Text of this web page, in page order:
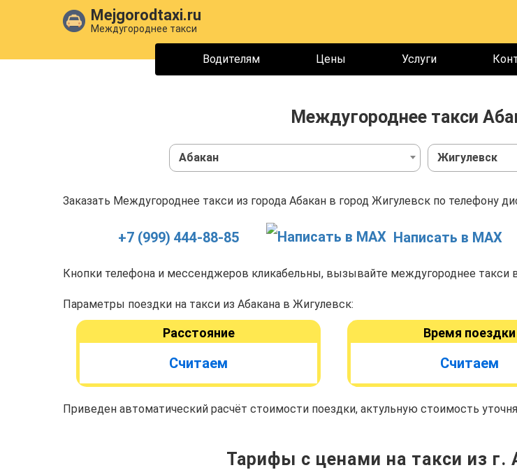
Mejgorodtaxi.ru
Междугороднее такси
Водителям Цены Услуги
Междугороднее такси
Абакан Жигулевск
Заказать Междугороднее такси из города Абакан в город Жигулевск по телефону
+7 (999) 444-88-85 Написать в MAX
Кнопки телефона и мессенджеров кликабельны, вызывайте междугороднее такси
Параметры поездки на такси из Абакана в Жигулевск:
Расстояние
Считаем
Время поездки
Считаем
Приведен автоматический расчёт стоимости поездки, актульную стоимость
Тарифы с ценами на такси из г.